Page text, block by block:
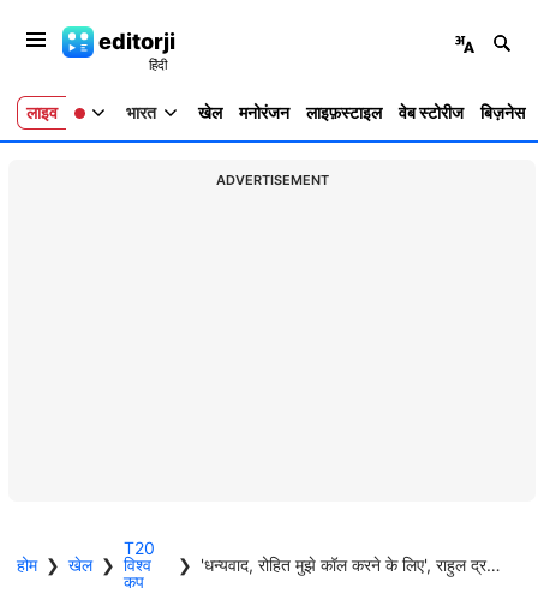
editorji
लाइव भारत खेल मनोरंजन लाइफ़स्टाइल वेब स्टोरीज बिज़नेस
ADVERTISEMENT
होम ❯ खेल ❯
T20
विश्व
कप
❯ 'धन्यवाद, रोहित मुझे कॉल करने के लिए', राहुल द्रविड़ की स्पीच ने किया हिटमैन को भावुक; देखें VIDEO